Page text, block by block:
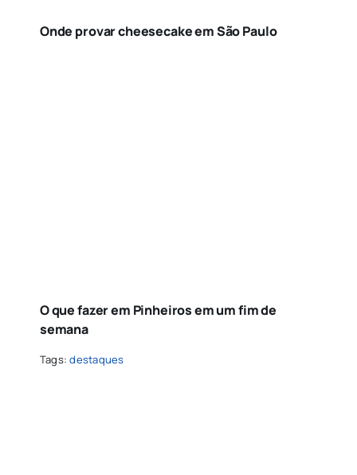
Onde provar cheesecake em São Paulo
O que fazer em Pinheiros em um fim de
semana
Tags:destaques